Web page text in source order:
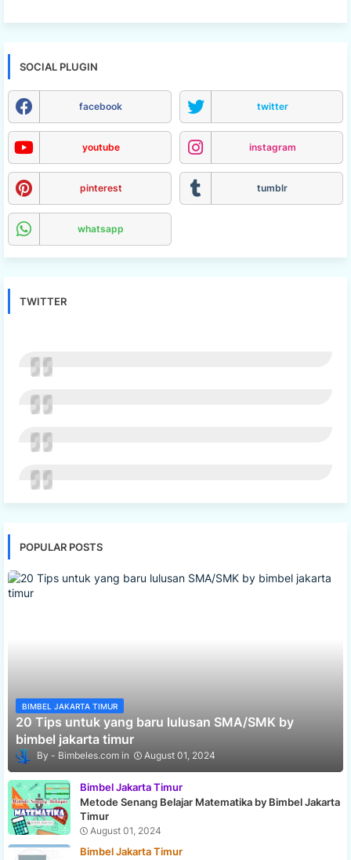
SOCIAL PLUGIN
facebook twitter
youtube instagram
pinterest tumblr
whatsapp
TWITTER
POPULAR POSTS
BIMBEL JAKARTA TIMUR
20 Tips untuk yang baru lulusan SMA/SMK by
bimbel jakarta timur
Bimbeles.com August 01, 2024
Bimbel Jakarta Timur
Metode Senang Belajar Matematika by Bimbel Jakarta
Timur
August 01, 2024
Bimbel Jakarta Timur